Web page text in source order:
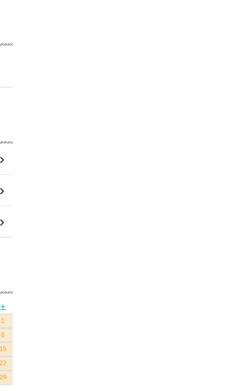
土
1
8
15
22
29